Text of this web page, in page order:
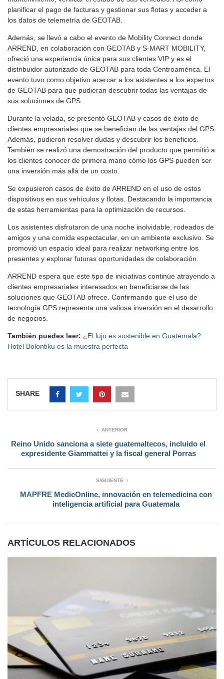
planificar el pago de facturas y gestionar sus flotas y acceder a
los datos de telemetría de GEOTAB.
Además, se llevó a cabo el evento de Mobility Connect donde
ARREND, en colaboración con GEOTAB y S-MART MOBILITY,
ofreció una experiencia única para sus clientes VIP y es el
distribuidor autorizado de GEOTAB para toda Centroamérica. El
evento tuvo como objetivo acercar a los asistentes a los expertos
de GEOTAB para que pudieran descubrir todas las ventajas de
sus soluciones de GPS.
Durante la velada, se presentó GEOTAB y casos de éxito de
clientes empresariales que se benefician de las ventajas del GPS.
Además, pudieron resolver dudas y descubrir los beneficios.
También se realizó una demostración del producto que permitió a
los clientes conocer de primera mano cómo los GPS pueden ser
una inversión más allá de un costo.
Se expusieron casos de éxito de ARREND en el uso de estos
dispositivos en sus vehículos y flotas. Destacando la importancia
de estas herramientas para la optimización de recursos.
Los asistentes disfrutaron de una noche inolvidable, rodeados de
amigos y una comida espectacular, en un ambiente exclusivo. Se
promovió un espacio ideal para realizar networking entre los
presentes y explorar futuras oportunidades de colaboración.
ARREND espera que este tipo de iniciativas continúe atrayendo a
clientes empresariales interesados en beneficiarse de las
soluciones que GEOTAB ofrece. Confirmando que el uso de
tecnología GPS representa una valiosa inversión en el desarrollo
de negocios.
También puedes leer: ¿El lujo es sostenible en Guatemala?
Hotel Bolontiku es la muestra perfecta
SHARE
ANTERIOR
Reino Unido sanciona a siete guatemaltecos, incluido el
expresidente Giammattei y la fiscal general Porras
SIGUIENTE
MAPFRE MedicOnline, innovación en telemedicina con
inteligencia artificial para Guatemala
ARTÍCULOS RELACIONADOS